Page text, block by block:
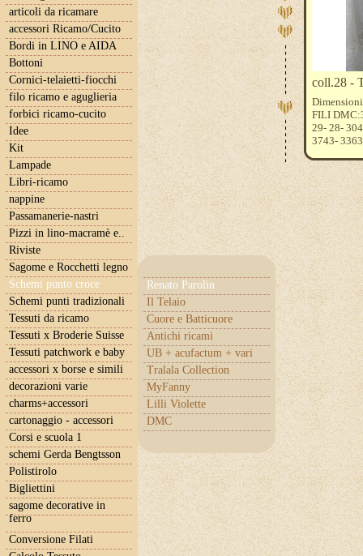
articoli da ricamare
accessori Ricamo/Cucito
Bordi in LINO e AIDA
Bottoni
Cornici-telaietti-fiocchi
filo ricamo e aguglieria
forbici ricamo-cucito
Idee
Kit
Lampade
Libri-ricamo
nappine
Passamanerie-nastri
Pizzi in lino-macramè e..
Riviste
Sagome e Rocchetti legno
Schemi punto croce
Renato Parolin
Il Telaio
Cuore e Batticuore
Antichi ricami
UB + acufactum + vari
Tralala Collection
MyFanny
Lilli Violette
DMC
Schemi punti tradizionali
Tessuti da ricamo
Tessuti x Broderie Suisse
Tessuti patchwork e baby
accessori x borse e simili
decorazioni varie
charms+accessori
cartonaggio - accessori
Corsi e scuola 1
schemi Gerda Bengtsson
Polistirolo
Bigliettini
sagome decorative in
ferro
Conversione Filati
coll.28 -
FILI
29- 28-
3743-
Tessuto
Tessuto